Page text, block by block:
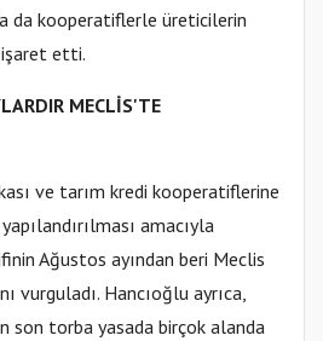
da kooperatiflerle üreticilerin
işaret etti.
MECLİS'TE
ve tarım kredi kooperatiflerine
amacıyla
Ağustos ayından beri Meclis
vurguladı. Hancıoğlu ayrıca,
son torba yasada birçok alanda